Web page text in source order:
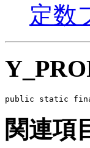
定数
public static
関連項